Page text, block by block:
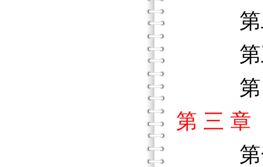
第二
第三
第四
第 三
第一